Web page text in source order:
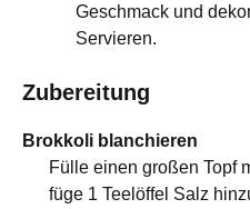
Geschmack und
Servieren.
Zubereitung
Brokkoli blanchieren
Fülle einen großen Topf
füge 1 Teelöffel Salz